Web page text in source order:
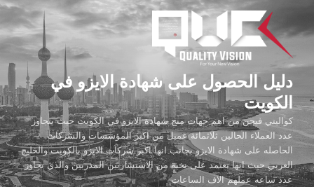
المحتوى
دليل الحصول على شهادة الايزو في
الكويت
كواليتي فيجن من اهم جهات منح شهادة الايزو في الكويت حيث يتجاوز
عدد العملاء الحالين ثلاثمائة عميل من اكبر المؤسسات والشركات
الحاصله على شهادة الايزو بجانب انها اكبر شركات الايزو بالكويت والخليج
العربي حيث انها تعتمد على نخبة من الاستشاريين المدربين والذي تجاوز
عدد ساعه عملهم الاف الساعات